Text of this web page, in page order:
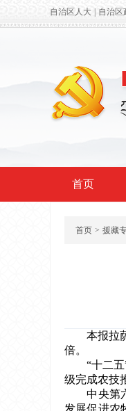
自治区人大 自治区
首页
首页 > 援藏
本报拉萨7
倍。
“十二五”
级完成农技
中央第六
发展促进农